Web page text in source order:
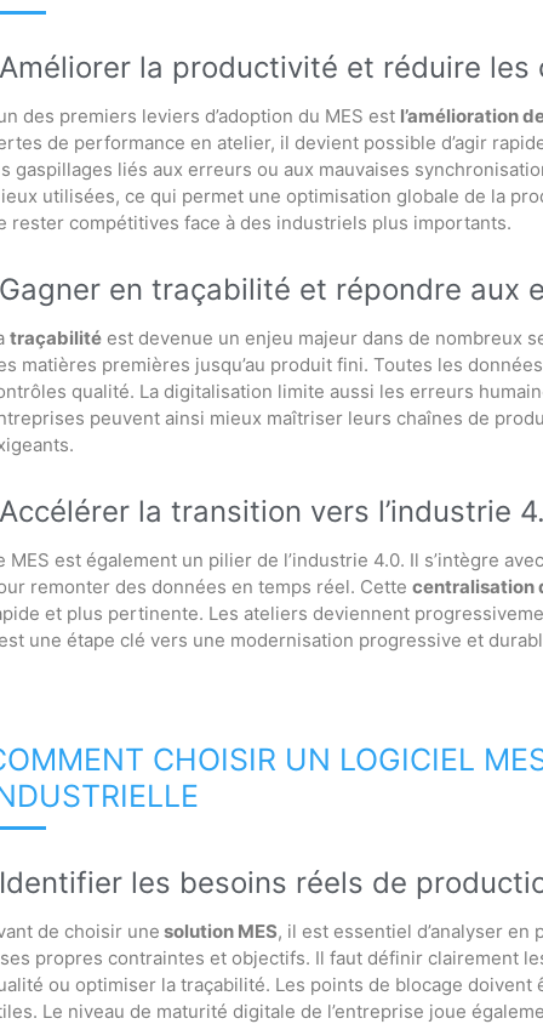
Améliorer la productivité et réduire
des premiers leviers d’adoption du MES est l’amélioration
de performance en atelier, il devient possible d’agir
gaspillages liés aux erreurs ou aux mauvaises
utilisées, ce qui permet une optimisation globale de la
rester compétitives face à des industriels plus importants.
Gagner en traçabilité et répondre aux
traçabilité est devenue un enjeu majeur dans de nombreux
matières premières jusqu’au produit fini. Toutes les
qualité. La digitalisation limite aussi les erreurs
peuvent ainsi mieux maîtriser leurs chaînes de
Accélérer la transition vers l’industrie
MES est également un pilier de l’industrie 4.0. Il s’intègre
remonter des données en temps réel. Cette centralisation
et plus pertinente. Les ateliers deviennent
une étape clé vers une modernisation progressive et
CHOISIR UN LOGICIEL
Identifier les besoins réels de
de choisir une solution MES, il est essentiel d’analyser
propres contraintes et objectifs. Il faut définir clairement
ou optimiser la traçabilité. Les points de blocage
Le niveau de maturité digitale de l’entreprise joue